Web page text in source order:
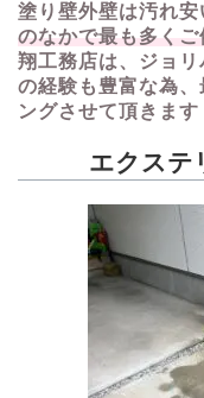
塗り壁外壁は汚れ安
のなかで最も多く
翔工務店は、ジョ
の経験も豊富な為
ングさせて頂きます
エクステ